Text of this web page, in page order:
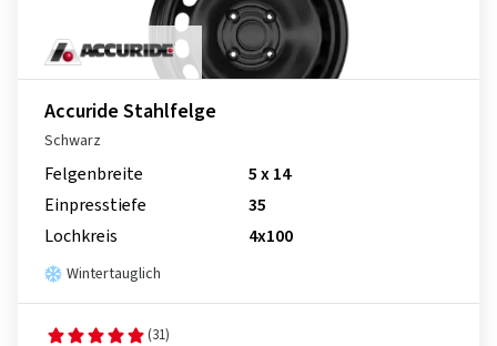
Accuride Stahlfelge
Schwarz
Felgenbreite
5 x 14
Einpresstiefe
35
Lochkreis
4x100
Wintertauglich
(31)